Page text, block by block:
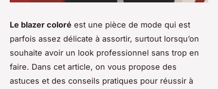
Le blazer coloré est une pièce de mode qui est
parfois assez délicate à assortir, surtout lorsqu’on
souhaite avoir un look professionnel sans trop en
faire. Dans cet article, on vous propose des
astuces et des conseils pratiques pour réussir à